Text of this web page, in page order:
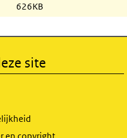
626KB
site